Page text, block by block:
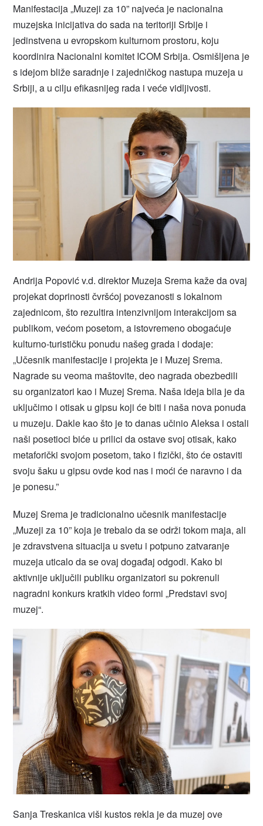
Manifestacija „Muzeji za 10” najveća je nacionalna
muzejska inicijativa do sada na teritoriji Srbije i
jedinstvena u evropskom kulturnom prostoru, koju
koordinira Nacionalni komitet ICOM Srbija. Osmišljena je
s idejom bliže saradnje i zajedničkog nastupa muzeja u
Srbiji, a u cilju efikasnijeg rada i veće vidljivosti.
Andrija Popović v.d. direktor Muzeja Srema kaže da ovaj
projekat doprinosti čvršćoj povezanosti s lokalnom
zajednicom, što rezultira intenzivnijom interakcijom sa
publikom, većom posetom, a istovremeno obogaćuje
kulturno-turističku ponudu našeg grada i dodaje:
„Učesnik manifestacije i projekta je i Muzej Srema.
Nagrade su veoma maštovite, deo nagrada obezbedili
su organizatori kao i Muzej Srema. Naša ideja bila je da
uključimo i otisak u gipsu koji će biti i naša nova ponuda
u muzeju. Dakle kao što je to danas učinio Aleksa i ostali
naši posetioci biće u prilici da ostave svoj otisak, kako
metaforički svojom posetom, tako i fizički, što će ostaviti
svoju šaku u gipsu ovde kod nas i moći će naravno i da
je ponesu.”
Muzej Srema je tradicionalno učesnik manifestacije
„Muzeji za 10” koja je trebalo da se održi tokom maja, ali
je zdravstvena situacija u svetu i potpuno zatvaranje
muzeja uticalo da se ovaj događaj odgodi. Kako bi
aktivnije uključili publiku organizatori su pokrenuli
nagradni konkurs kratkih video formi „Predstavi svoj
muzej“.
Sanja Treskanica viši kustos rekla je da muzej ove